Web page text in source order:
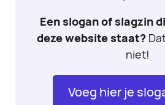
Een slogan of slagzin
deze website staat?
niet!
Voeg hier je